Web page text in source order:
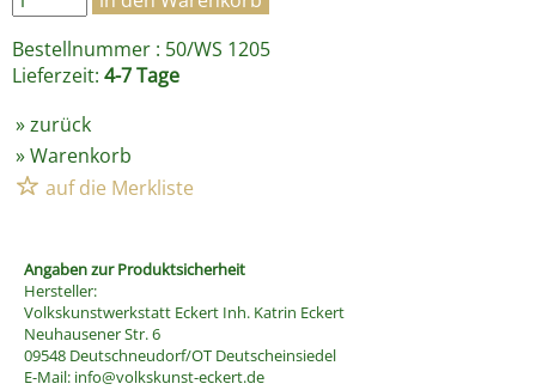
Bestellnummer : 50/WS 1205
Lieferzeit: 4-7 Tage
»zurück
»Warenkorb
Angaben zur Produktsicherheit
Hersteller:
Volkskunstwerkstatt Eckert Inh. Katrin Eckert
Neuhausener Str. 6
09548 Deutschneudorf/OT Deutscheinsiedel
E-Mail: info@volkskunst-eckert.de